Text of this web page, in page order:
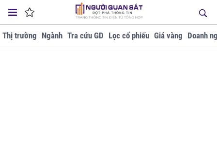
Thị trường Ngành Tra cứu GD Lọc cổ phiếu Giá vàng Doanh